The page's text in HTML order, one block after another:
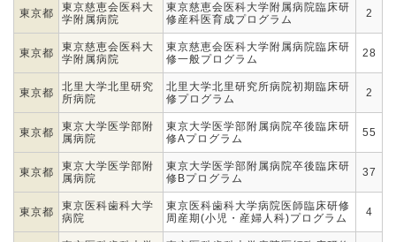
東京都
東京慈恵会医科大
学附属病院
東京慈恵会医科大学附属病院臨床研
修産科医育成プログラム
2
東京都
東京慈恵会医科大
学附属病院
東京慈恵会医科大学附属病院臨床研
修一般プログラム
28
東京都
北里大学北里研究
所病院
北里大学北里研究所病院初期臨床研
修プログラム
2
東京都
東京大学医学部附
属病院
東京大学医学部附属病院卒後臨床研
修Aプログラム
55
東京都
東京大学医学部附
属病院
東京大学医学部附属病院卒後臨床研
修Bプログラム
37
東京都
東京医科歯科大学
病院
東京医科歯科大学病院医師臨床研修
周産期(小児・産婦人科)プログラム
4